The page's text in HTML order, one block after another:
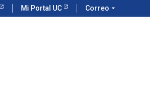
Mi Portal UC Correo arrow_drop_down